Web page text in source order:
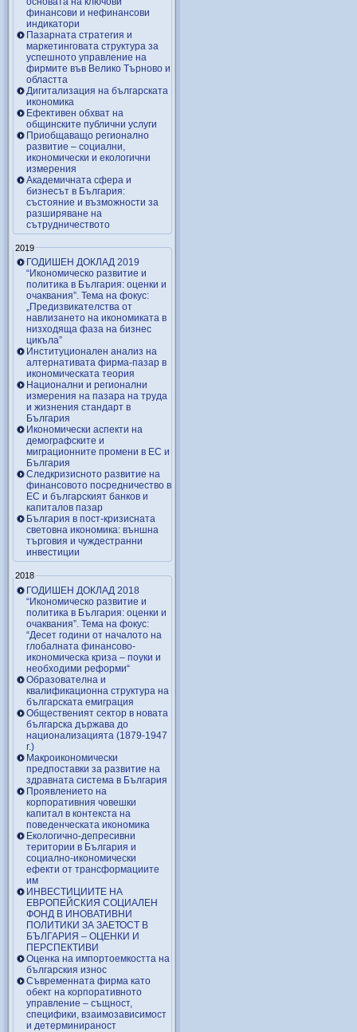
финансови и нефинансови
индикатори
Пазарната стратегия и
маркетинговата структура за
успешното управление на
фирмите във Велико Търново и
областта
Дигитализация на българската
икономика
Ефективен обхват на
общинските публични услуги
Приобщаващо регионално
развитие – социални,
икономически и екологични
измерения
Академичната сфера и
бизнесът в България:
състояние и възможности за
разширяване на
сътрудничеството
2019
ГОДИШЕН ДОКЛАД 2019
“Икономическо развитие и
политика в България: оценки и
очаквания”. Тема на фокус:
„Предизвикателства от
навлизането на икономиката в
низходяща фаза на бизнес
цикъла”
Институционален анализ на
алтернативата фирма-пазар в
икономическата теория
Национални и регионални
измерения на пазара на труда
и жизнения стандарт в
България
Икономически аспекти на
демографските и
миграционните промени в ЕС и
България
Следкризисното развитие на
финансовото посредничество в
ЕС и българският банков и
капиталов пазар
България в пост-кризисната
световна икономика: външна
търговия и чуждестранни
инвестиции
2018
ГОДИШЕН ДОКЛАД 2018
“Икономическо развитие и
политика в България: оценки и
очаквания”. Тема на фокус:
“Десет години от началото на
глобалната финансово-
икономическа криза – поуки и
необходими реформи“
Образователна и
квалификационна структура на
българската емиграция
Общественият сектор в новата
българска държава до
национализацията (1879-1947
г.)
Макроикономически
предпоставки за развитие на
здравната система в България
Проявлението на
корпоративния човешки
капитал в контекста на
поведенческата икономика
Екологично-депресивни
територии в България и
социално-икономически
ефекти от трансформациите
им
ИНВЕСТИЦИИТЕ НА
ЕВРОПЕЙСКИЯ СОЦИАЛЕН
ФОНД В ИНОВАТИВНИ
ПОЛИТИКИ ЗА ЗАЕТОСТ В
БЪЛГАРИЯ – OЦЕНКИ И
ПЕРСПЕКТИВИ
Оценка на импортоемкостта на
българския износ
Съвременната фирма като
обект на корпоративното
управление – същност,
специфики, взаимозависимост
и детерминираност